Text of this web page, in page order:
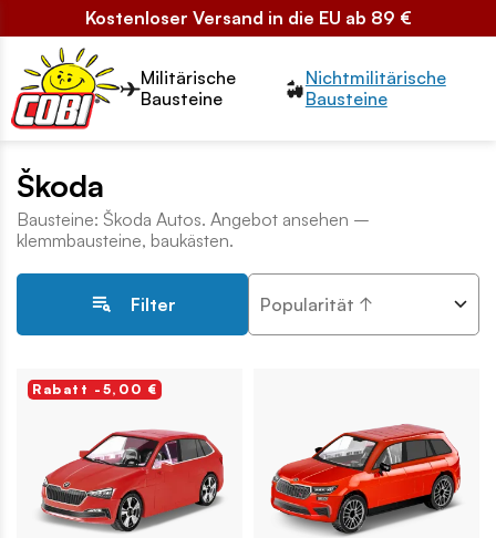
Kostenloser Versand in die EU ab 89 €
Przełącznik segmentów2
Militärische
Bausteine
Nichtmilitärische
Bausteine
Škoda
Bausteine: Škoda Autos. Angebot ansehen –
klemmbausteine, baukästen.
Filter Popularität ↑
Rabatt -5,00 €